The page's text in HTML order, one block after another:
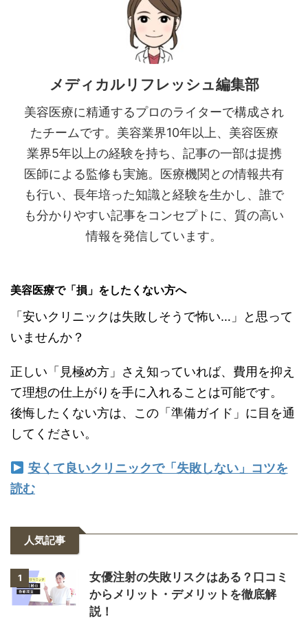
メディカルリフレッシュ編集部
美容医療に精通するプロのライターで構成され
たチームです。美容業界10年以上、美容医療
業界5年以上の経験を持ち、記事の一部は提携
医師による監修も実施。医療機関との情報共有
も行い、長年培った知識と経験を生かし、誰で
も分かりやすい記事をコンセプトに、質の高い
情報を発信しています。
美容医療で「損」をしたくない方へ
「安いクリニックは失敗しそうで怖い…」と思って
いませんか？
正しい「見極め方」さえ知っていれば、費用を抑え
て理想の仕上がりを手に入れることは可能です。
後悔したくない方は、この「準備ガイド」に目を通
してください。
安くて良いクリニックで「失敗しない」コツを
読む
人気記事
1
女優注射の失敗リスクはある？口コミ
からメリット・デメリットを徹底解
説！